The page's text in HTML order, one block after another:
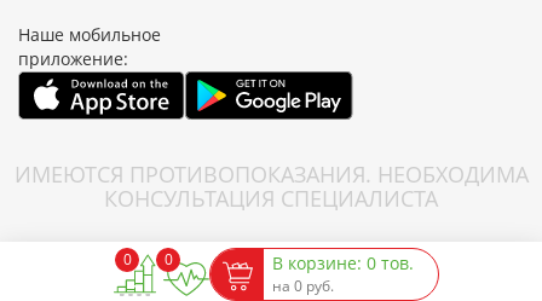
0 0 В корзине: 0 тов.
на 0 руб.
Наше мобильное
приложение:
ИМЕЮТСЯ ПРОТИВОПОКАЗАНИЯ. НЕОБХОДИМА
КОНСУЛЬТАЦИЯ СПЕЦИАЛИСТА